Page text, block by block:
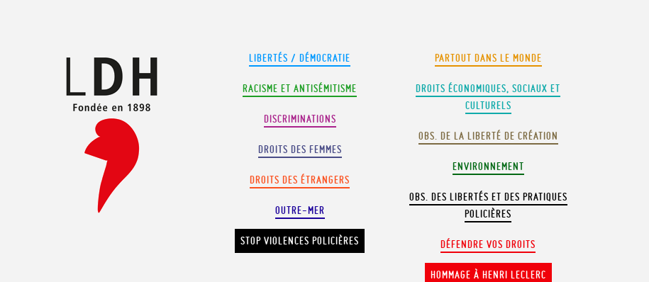
LIBERTÉS / DÉMOCRATIE
RACISME ET ANTISÉMITISME
DISCRIMINATIONS
DROITS DES FEMMES
DROITS DES ÉTRANGERS
OUTRE-MER
STOP VIOLENCES POLICIÈRES
PARTOUT DANS LE MONDE
DROITS ÉCONOMIQUES, SOCIAUX ET
CULTURELS
OBS. DE LA LIBERTÉ DE CRÉATION
ENVIRONNEMENT
OBS. DES LIBERTÉS ET DES PRATIQUES
POLICIÈRES
DÉFENDRE VOS DROITS
HOMMAGE À HENRI LECLERC